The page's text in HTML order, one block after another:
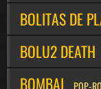
BOLITAS DE
BOLU2 DEATH
BOMBAI POP-